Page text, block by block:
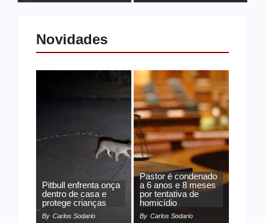
Novidades
Pitbull enfrenta onça
dentro de casa e
protege crianças
By Carlos Sodario
Pastor é condenado
a 6 anos e 8 meses
por tentativa de
homicídio
By Carlos Sodario